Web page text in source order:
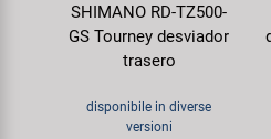
SHIMANO RD-TZ500-
GS Tourney desviador
trasero
disponibile in diverse
versioni